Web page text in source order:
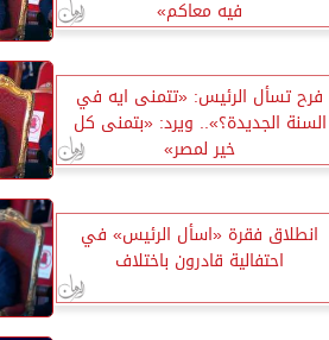
فيه معاكم»
فرح تسأل الرئيس: «تتمنى ايه في
السنة الجديدة؟».. ويرد: «بتمنى كل
خير لمصر»
انطلاق فقرة «اسأل الرئيس» في
احتفالية قادرون باختلاف